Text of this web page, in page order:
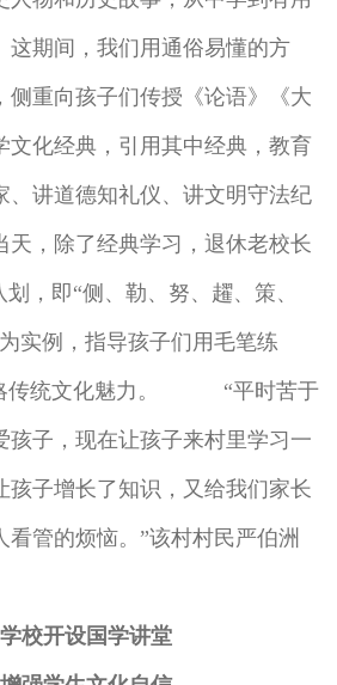
这期间，我们用通俗易懂的方
侧重向孩子们传授《论语》《大
文化经典，引用其中经典，教育
、讲道德知礼仪、讲文明守法纪
除了经典学习，退休老校长
，即“侧、勒、努、趯、策、
实例，指导孩子们用毛笔练
略传统文化魅力。 “平时苦于
孩子，现在让孩子来村里学习一
孩子增长了知识，又给我们家长
看管的烦恼。”该村村民严伯洲
学校开设国学讲堂